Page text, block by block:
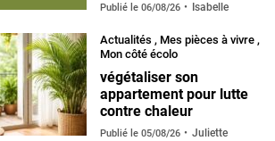
Publié le 06/08/26 Isabelle
Actualités , Mes pièces à vivre ,
Mon côté écolo
végétaliser son
appartement pour lutte
contre chaleur
Publié le 05/08/26 Juliette